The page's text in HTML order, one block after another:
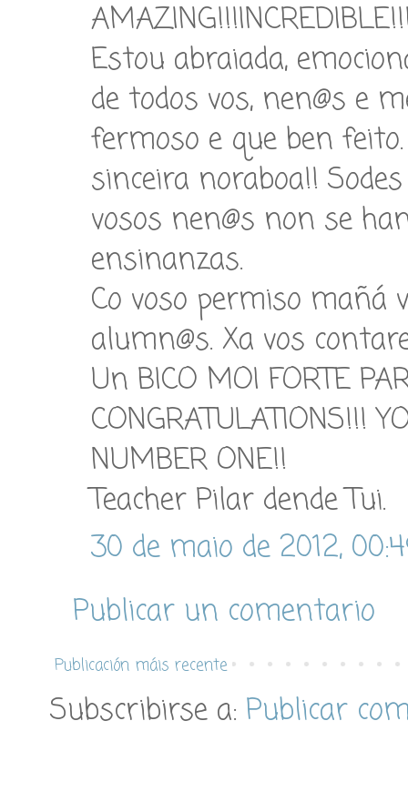
Estou abraiada,
de todos vos, nen@s e
fermoso e que ben
sinceira noraboa!!
vosos nen@s non se
ensinanzas.
Co voso permiso mañá
alumn@s. Xa vos
Un BICO MOI FORTE
CONGRATULATIONS!!!
NUMBER ONE!!
Teacher Pilar dende Tui.
30 de maio de 2012,
Publicar un comentario
Publicación máis recente
Subscribirse a: Publicar